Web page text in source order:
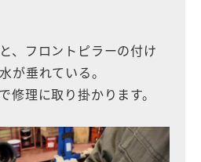
、フロントピラーの付け
が垂れている。
修理に取り掛かります。